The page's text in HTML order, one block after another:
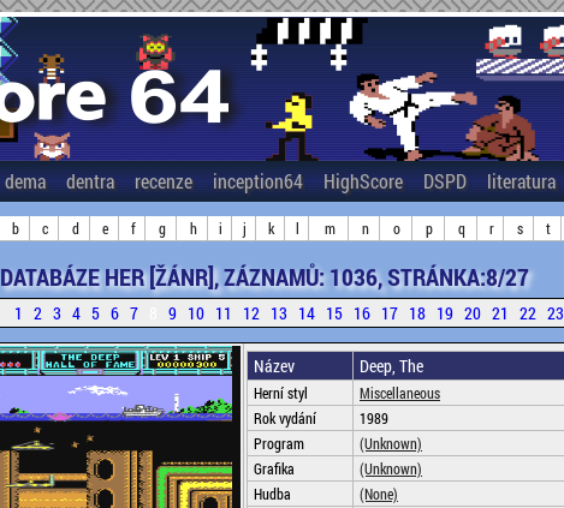
dema dentra recenze inception64 HighScore DSPD literatura
b c d e f g h i j k l m n o p q r s t
DATABÁZE HER [ŽÁNR], ZÁZNAMŮ: 1036, STRÁNKA:8/27
1 2 3 4 5 6 7 9 10 11 12 13 14 15 16 17 18 19 20 21 22 23
Název Deep, The
Herní styl
Miscellaneous
Rok vydání
1989
Program
(Unknown)
Grafika
(Unknown)
Hudba
(None)